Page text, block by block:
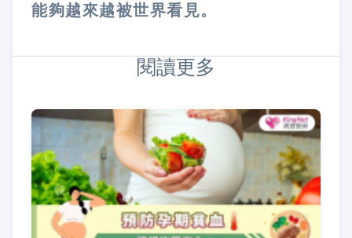
能夠越來越被世界看見。
閱讀更多